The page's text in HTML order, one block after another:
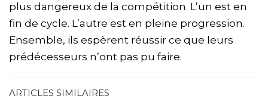
plus dangereux de la compétition. L’un est en
fin de cycle. L’autre est en pleine progression.
Ensemble, ils espèrent réussir ce que leurs
prédécesseurs n’ont pas pu faire.
ARTICLES SIMILAIRES